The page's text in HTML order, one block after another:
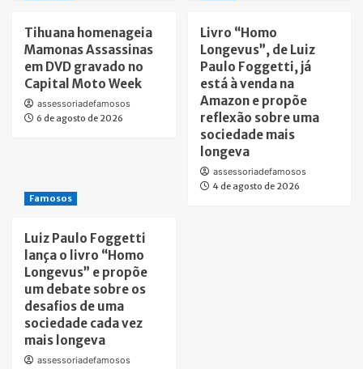
Tihuana homenageia
Mamonas Assassinas
em DVD gravado no
Capital Moto Week
assessoriadefamosos
6 de agosto de 2026
Livro “Homo
Longevus”, de Luiz
Paulo Foggetti, já
está à venda na
Amazon e propõe
reflexão sobre uma
sociedade mais
longeva
assessoriadefamosos
4 de agosto de 2026
Famosos
Luiz Paulo Foggetti
lança o livro “Homo
Longevus” e propõe
um debate sobre os
desafios de uma
sociedade cada vez
mais longeva
assessoriadefamosos